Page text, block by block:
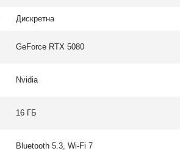
Дискретна
GeForce RTX 5080
Nvidia
16 ГБ
Bluetooth 5.3, Wi-Fi 7